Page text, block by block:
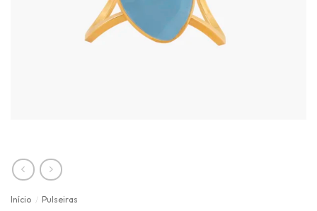
Início / Pulseiras